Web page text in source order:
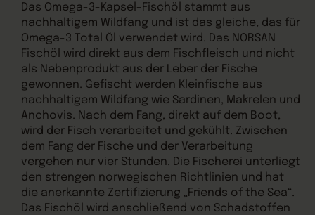
Das Omega-3-Kapsel-Fischöl stammt aus
nachhaltigem Wildfang und ist das gleiche, das für
Omega-3 Total Öl verwendet wird. Das NORSAN
Fischöl wird direkt aus dem Fischfleisch und nicht
als Nebenprodukt aus der Leber der Fische
gewonnen. Gefischt werden Kleinfische aus
nachhaltigem Wildfang wie Sardinen, Makrelen und
Anchovis. Nach dem Fang, direkt auf dem Boot,
wird der Fisch verarbeitet und gekühlt. Zwischen
dem Fang der Fische und der Verarbeitung
vergehen nur vier Stunden. Die Fischerei unterliegt
den strengen norwegischen Richtlinien und hat
die anerkannte Zertifizierung „Friends of the Sea“.
Das Fischöl wird anschließend von Schadstoffen